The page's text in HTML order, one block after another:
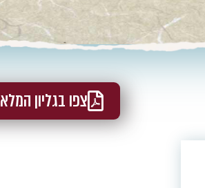
צפו בגליון